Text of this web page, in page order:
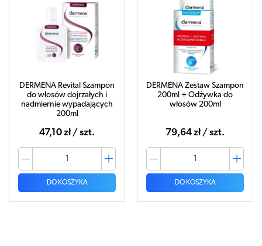
DERMENA Revital Szampon
do włosów dojrzałych i
nadmiernie wypadających
200ml
47,10 zł / szt.
DO KOSZYKA
DERMENA Zestaw Szampon
200ml + Odżywka do
włosów 200ml
79,64 zł / szt.
DO KOSZYKA